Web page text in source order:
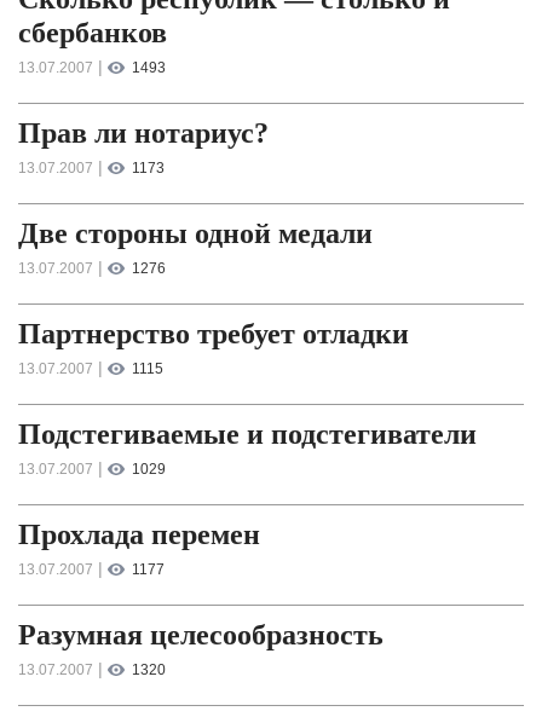
сбербанков
13.07.2007 | 1493
Прав ли нотариус?
13.07.2007 | 1173
Две стороны одной медали
13.07.2007 | 1276
Партнерство требует отладки
13.07.2007 | 1115
Подстегиваемые и подстегиватели
13.07.2007 | 1029
Прохлада перемен
13.07.2007 | 1177
Разумная целесообразность
13.07.2007 | 1320